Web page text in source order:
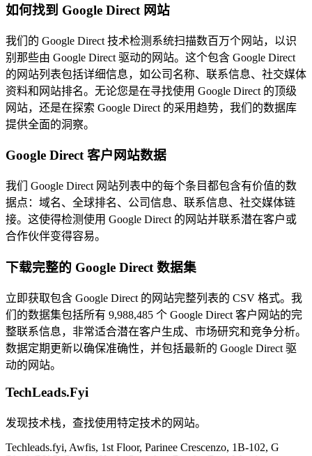
如何找到 Google Direct 网站
我们的 Google Direct 技术检测系统扫描数百万个网站，以识
别那些由 Google Direct 驱动的网站。这个包含 Google Direct
的网站列表包括详细信息，如公司名称、联系信息、社交媒体
资料和网站排名。无论您是在寻找使用 Google Direct 的顶级
网站，还是在探索 Google Direct 的采用趋势，我们的数据库
提供全面的洞察。
Google Direct 客户网站数据
我们 Google Direct 网站列表中的每个条目都包含有价值的数
据点：域名、全球排名、公司信息、联系信息、社交媒体链
接。这使得检测使用 Google Direct 的网站并联系潜在客户或
合作伙伴变得容易。
下载完整的 Google Direct 数据集
立即获取包含 Google Direct 的网站完整列表的 CSV 格式。我
们的数据集包括所有 9,988,485 个 Google Direct 客户网站的完
整联系信息，非常适合潜在客户生成、市场研究和竞争分析。
数据定期更新以确保准确性，并包括最新的 Google Direct 驱
动的网站。
TechLeads.Fyi
发现技术栈，查找使用特定技术的网站。
Techleads.fyi, Awfis, 1st Floor, Parinee Crescenzo, 1B-102, G